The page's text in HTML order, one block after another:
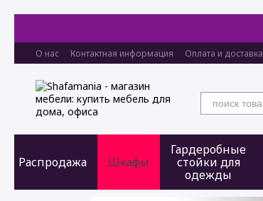
О нас Контактная информация Оплата и доставка
Распродажа Шкафы
Гардеробные
стойки для
одежды